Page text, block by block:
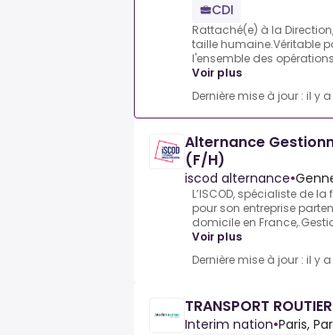
CDI
Rattaché(e) à la
taille humaine.Véritable
l'ensemble des
Voir plus
Dernière mise à jour : il y a
Alternance
(F/H)
iscod alternance•
L’ISCOD, spécialiste de
pour son entreprise
domicile en
Voir plus
Dernière mise à jour : il y
TRANSPORT ROUTIER
Interim nation•Paris,